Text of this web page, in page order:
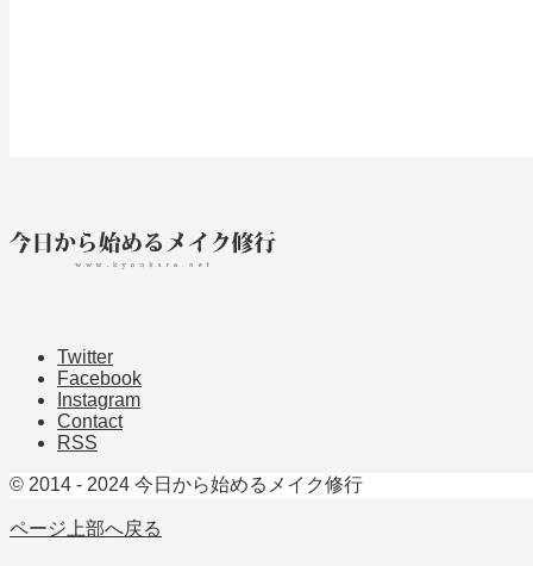
Twitter
Facebook
Instagram
Contact
RSS
© 2014 - 2024 今日から始めるメイク修行
ページ上部へ戻る